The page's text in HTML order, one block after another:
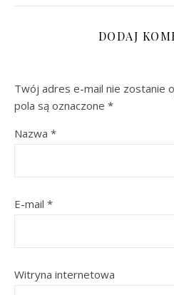
DODAJ
Twój adres e-mail nie zostanie
pola są oznaczone *
Nazwa *
E-mail *
Witryna internetowa